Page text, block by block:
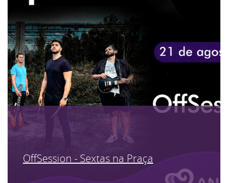
OffSession - Sextas na Praça